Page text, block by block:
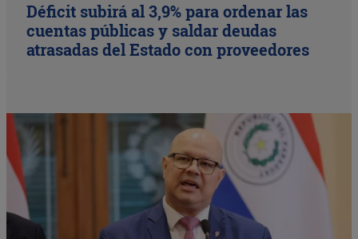
Déficit subirá al 3,9% para ordenar las
cuentas públicas y saldar deudas
atrasadas del Estado con proveedores